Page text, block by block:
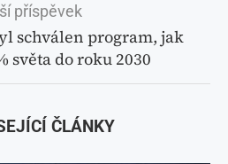
příspěvek
schválen program, jak
světa do roku 2030
ČLÁNKY